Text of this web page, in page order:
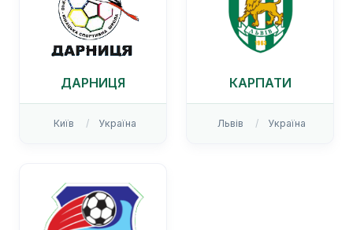
ДАРНИЦЯ
Київ Україна
КАРПАТИ
Львів Україна